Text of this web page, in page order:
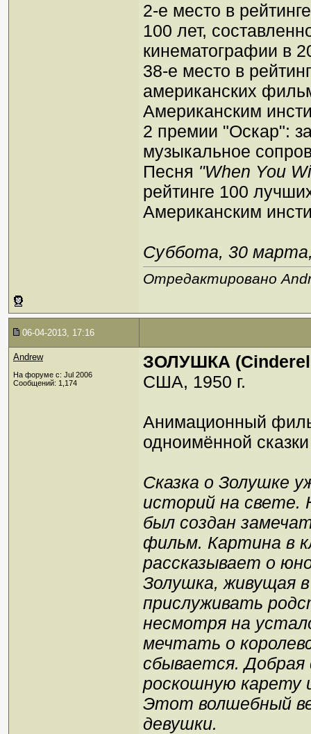
2-е место в
100 лет,
кинематографии в
38-е место в
американских
Американским
2 премии "Оскар":
музыкальное
Песня "When You
рейтинге 100
Американским
Суббота, 30
Отредактировано
06-04-2013, 17:16
Andrew
На форуме с: Jul 2006
Сообщений: 1,174
ЗОЛУШКА
США, 1950 г.
Анимационный
одноимённой
Сказка о Золушке
историй на свете.
был создан
фильм. Картина в
рассказывает о
Золушка, живущая
прислуживать
несмотря на
мечтать о
сбывается.
роскошную карету
Этот волшебный
девушки.